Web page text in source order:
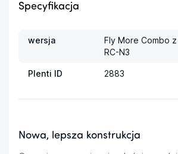
Specyfikacja
wersja
Fly More Combo
RC-N3
Plenti ID 2883
Nowa, lepsza konstrukcja